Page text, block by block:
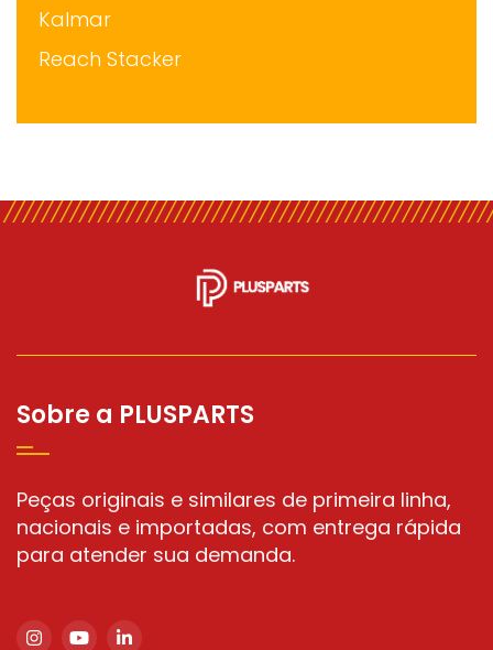
Kalmar
Reach Stacker
Cummins
Pneu para empilhadeira
Motor de partida para empilhadeira
Peças para empilhadeira Toyota
Peças empilhadeira hyster
Peças para empilhadeira Yale
Sobre a PLUSPARTS
Peças originais e similares de primeira linha,
nacionais e importadas, com entrega rápida
para atender sua demanda.